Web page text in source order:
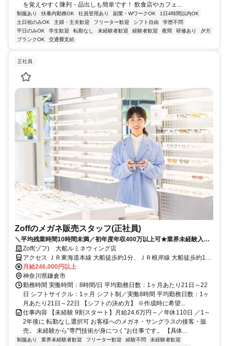
を覚えやすく陳列・品出しも簡単です！ 飲食店やカフェ...
制服あり 扶養内勤務OK 社員登用あり 副業・WワークOK
1日4時間以内OK
土日祝のみOK
主婦・主夫歓迎 フリーター歓迎 シフト自由
学歴不問
平日のみOK
学生歓迎 転勤なし 未経験者歓迎 経験者歓迎 夜間 研修あり
夕方
ブランクOK
交通費支給
正社員
Zoffのメガネ販売スタッフ(正社員)
＼平均残業時間10時間未満／初年度年収400万以上可★業界未経験入社
90%★充実したOJTあり★面接2回で内定まで1カ月以内★2026年8月・
9月入社歓迎
Zoff(ゾフ) 大船ルミネウィング店
アクセス ＪＲ東海道本線 大船徒歩約1分、ＪＲ根岸線 大船徒歩約1分
JR東海道線 大船駅 徒歩1分
月給246,000円以上
神奈川県鎌倉市
勤務時間 実働時間：8時間/日 平均勤務日数：1ヶ月あたり21日～22
日 シフトサイクル：1ヶ月 シフト制／実働8時間 平均勤務日数：1ヶ
月あたり21日～22日 【シフトの決め方】 ※作成時に希望...
仕事内容 【未経験 9割スタート】月給24.6万円～／年休110日 ／1～
2年後に 転勤なし選択可 お客様へのメガネ・サングラスの接客・販
売。 未経験から”専門技術が身につく”お仕事です。 【具体...
制服あり 業界未経験者歓迎 フリーター歓迎 経験不問
未経験者歓迎